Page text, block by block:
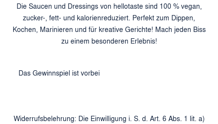
Die Saucen und Dressings von hellotaste sind 100 % vegan,
zucker-, fett- und kalorienreduziert. Perfekt zum Dippen,
Kochen, Marinieren und für kreative Gerichte! Mach jeden Biss
zu einem besonderen Erlebnis!
Das Gewinnspiel ist vorbei
Widerrufsbelehrung: Die Einwilligung i. S. d. Art. 6 Abs. 1 lit. a)